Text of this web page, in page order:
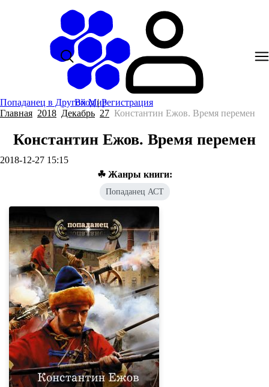
Попаданец в Другой Мир
Вход|Регистрация
Главная 2018 Декабрь 27 Константин Ежов. Время перемен
Константин Ежов. Время перемен
2018-12-27 15:15
☘ Жанры книги:
Попаданец АСТ